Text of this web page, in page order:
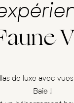
de luxe avec
Baie !